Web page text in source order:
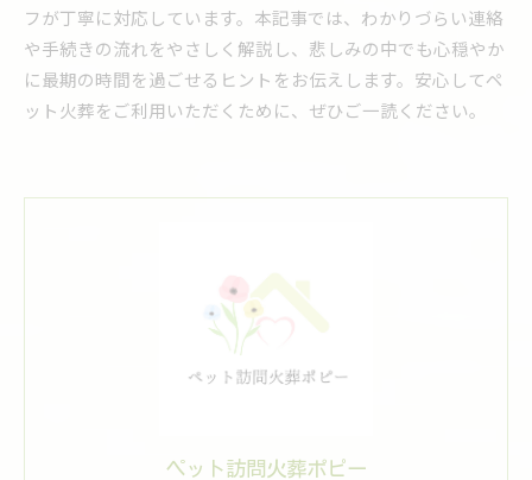
フが丁寧に対応しています。本記事では、わかりづらい連絡
や手続きの流れをやさしく解説し、悲しみの中でも心穏やか
に最期の時間を過ごせるヒントをお伝えします。安心してペ
ット火葬をご利用いただくために、ぜひご一読ください。
ペット訪問火葬ポピー